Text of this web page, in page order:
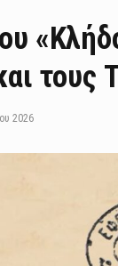
τους
2026